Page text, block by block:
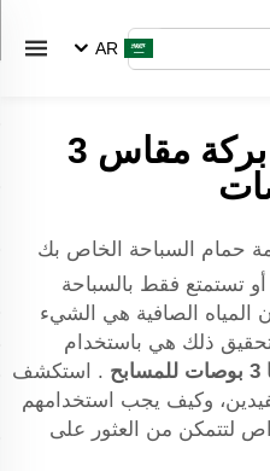
AR
أقراص تبييض بركة مقاس 3
حمام السباحة الخاص بك
تستمتع فقط بالسباحة
المياه الصافية هي الشيء
ذلك هي باستخدام
. استكشف
وكيف يجب استخدامهم
لتتمكن من العثور على